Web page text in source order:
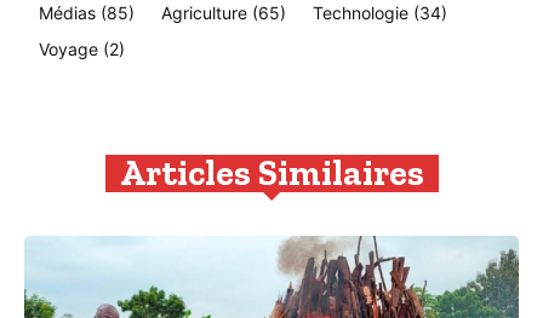
Médias (85) Agriculture (65) Technologie (34)
Voyage (2)
Articles Similaires